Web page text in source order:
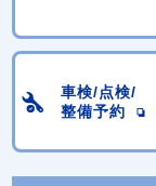
車検/点検/
整備予約